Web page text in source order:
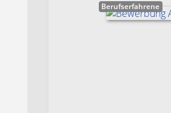
Berufserfahrene